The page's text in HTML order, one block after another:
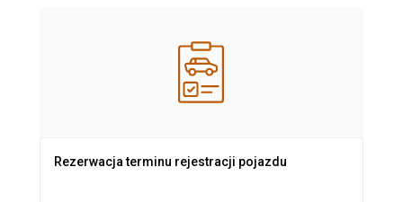
Rezerwacja terminu rejestracji pojazdu